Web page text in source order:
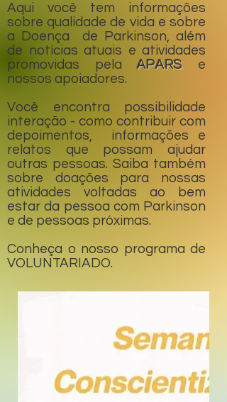
Aqui você tem informações
sobre qualidade de vida e sobre
a Doença de Parkinson, além
de notícias atuais e atividades
promovidas pelaAPARS e
nossos apoiadores.
Você encontra possibilidade
interação - como contribuir com
depoimentos, informações e
relatos que possam ajudar
outras pessoas. Saiba também
sobre doações para nossas
atividades voltadas ao bem
estar da pessoa com Parkinson
e de pessoas próximas.
Conheça o nosso programa de
VOLUNTARIADO.